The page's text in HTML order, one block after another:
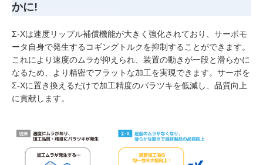
かに!
Σ-Xは速度リップル補償機能が大きく強化されており、サーボモ
ータ自身で発生するコギングトルクを抑制することができます。
これにより速度のムラが抑えられ、装置の動きが一段と滑らかに
なるため、より精密でフラットな加工を実現できます。サーボを
Σ-Xに置き換えるだけで加工精度のバラツキを低減し、品質向上
に貢献します。